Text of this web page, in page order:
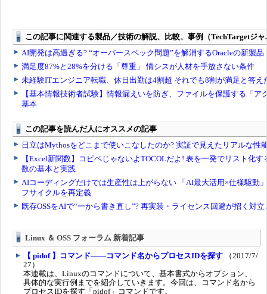
Linux ＆ OSS フォーラム 新着記事
【 pidof 】コマンド――コマンド名からプロセスIDを探す （2017/7/
27）
本連載は、Linuxのコマンドについて、基本書式からオプション、
具体的な実行例までを紹介していきます。今回は、コマンド名から
プロセスIDを探す「pidof」コマンドです。